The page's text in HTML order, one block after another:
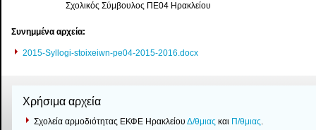
Σχολικός Σύμβουλος ΠΕ04 Ηρακλείου
Συνημμένα αρχεία:
2015-Syllogi-stoixeiwn-pe04-2015-2016.docx
Χρήσιμα αρχεία
Σχολεία αρμοδιότητας ΕΚΦΕ Ηρακλείου Δ/θμιας και Π/θμιας